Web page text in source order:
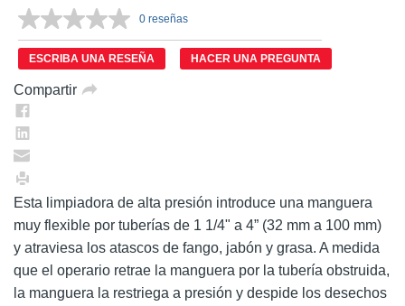
Sin
puntuación.
Enlace
en
0 reseñas
ESCRIBA UNA RESEÑA HACER UNA PREGUNTA
Compartir
Esta limpiadora de alta presión introduce una manguera
muy flexible por tuberías de 1 1/4" a 4” (32 mm a 100 mm)
y atraviesa los atascos de fango, jabón y grasa. A medida
que el operario retrae la manguera por la tubería obstruida,
la manguera la restriega a presión y despide los desechos